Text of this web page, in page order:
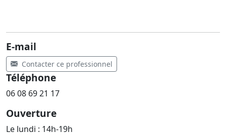
E-mail
Contacter ce professionnel
Téléphone
06 08 69 21 17
Ouverture
Le lundi : 14h-19h